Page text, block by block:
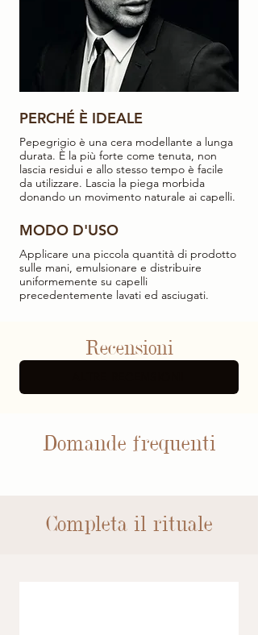
PERCHÉ È IDEALE
Pepegrigio è una cera modellante a lunga
durata. È la più forte come tenuta, non
lascia residui e allo stesso tempo è facile
da utilizzare. Lascia la piega morbida
donando un movimento naturale ai capelli.
MODO D'USO
Applicare una piccola quantità di prodotto
sulle mani, emulsionare e distribuire
uniformemente su capelli
precedentemente lavati ed asciugati.
Recensioni
Domande frequenti
Completa il rituale